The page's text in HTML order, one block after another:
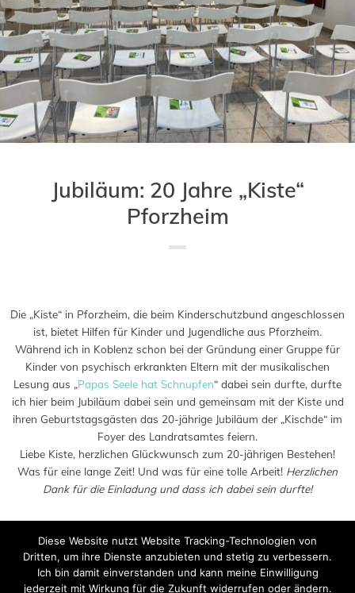
Jubiläum: 20 Jahre „Kiste“
Pforzheim
Die „Kiste“ in Pforzheim, die beim Kinderschutzbund angeschlossen
ist, bietet Hilfen für Kinder und Jugendliche aus Pforzheim.
Während ich in Koblenz schon bei der Gründung einer Gruppe für
Kinder von psychisch erkrankten Eltern mit der musikalischen
Lesung aus „Papas Seele hat Schnupfen“ dabei sein durfte, durfte
ich hier beim Jubiläum dabei sein und gemeinsam mit der Kiste und
ihren Geburtstagsgästen das 20-jährige Jubiläum der „Kischde“ im
Foyer des Landratsamtes feiern.
Liebe Kiste, herzlichen Glückwunsch zum 20-jährigen Bestehen!
Was für eine lange Zeit! Und was für eine tolle Arbeit! Herzlichen
Dank für die Einladung und dass ich dabei sein durfte!
Diese Website nutzt Website Tracking-Technologien von
Dritten, um ihre Dienste anzubieten und stetig zu verbessern.
Ich bin damit einverstanden und kann meine Einwilligung
jederzeit mit Wirkung für die Zukunft widerrufen oder ändern.